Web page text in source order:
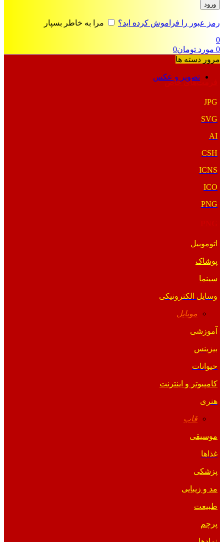
ورود
رمز عبور را فراموش کرده اید؟
مرا به خاطر بسپار
0
0 مورد تومان0
مرور دسته ها
تصویر و عکس
فرمت‌های خاص
JPG
SVG
AI
CSH
ICNS
ICO
PNG
اتوموبیل
پوشاک
سینما
وسایل الکترونیکی
موبایل
آموزشی
بیزینس
حیوانات
کامپیوتر و اینترنت
هنری
قاب
موسیقی
غذاها
پزشکی
مد و زیبایی
طبیعت
پرچم